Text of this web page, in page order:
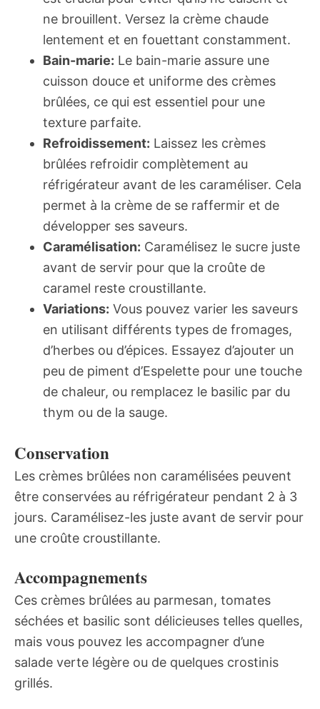
ne brouillent. Versez la crème chaude
lentement et en fouettant constamment.
Bain-marie: Le bain-marie assure une
cuisson douce et uniforme des crèmes
brûlées, ce qui est essentiel pour une
texture parfaite.
Refroidissement: Laissez les crèmes
brûlées refroidir complètement au
réfrigérateur avant de les caraméliser. Cela
permet à la crème de se raffermir et de
développer ses saveurs.
Caramélisation: Caramélisez le sucre juste
avant de servir pour que la croûte de
caramel reste croustillante.
Variations: Vous pouvez varier les saveurs
en utilisant différents types de fromages,
d’herbes ou d’épices. Essayez d’ajouter un
peu de piment d’Espelette pour une touche
de chaleur, ou remplacez le basilic par du
thym ou de la sauge.
Conservation
Les crèmes brûlées non caramélisées peuvent
être conservées au réfrigérateur pendant 2 à 3
jours. Caramélisez-les juste avant de servir pour
une croûte croustillante.
Accompagnements
Ces crèmes brûlées au parmesan, tomates
séchées et basilic sont délicieuses telles quelles,
mais vous pouvez les accompagner d’une
salade verte légère ou de quelques crostinis
grillés.